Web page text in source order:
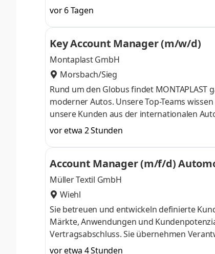
schützen, Orientierung geben und
Teamplayern! Ihre Stärke ist die
über komplexe Kundenbeziehungen? Wir
Manager International (Ost-Europa) (m/w/
vor 6 Tagen
Key Account Manager (m/w/d)
Montaplast GmbH
Morsbach/Sieg
Rund um den Globus findet
moderner Autos. Unsere Top-Teams
unsere Kunden aus der inter­natio­nalen
MONTAPLAST sind die Menschen, die
und wissen, wo Ihre Kompetenzen liegen,
wollen den nächsten Schritt Ihrer
vor etwa 2 Stunden
Account Manager (m/f/d)
Müller Textil GmbH
Wiehl
Sie betreuen und entwickeln definierte Kunden und
Märkte, Anwendungen und
Vertragsabschluss. Sie übernehmen Verantwortung für die Erreichung und nachhaltige Steigerung der Umsatz- und
Ergebnisziele in Ihrem Verantwortungsbereich. Sie analysieren Markttrends,
vor etwa 4 Stunden